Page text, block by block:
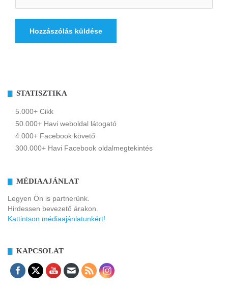
STATISZTIKA
5.000+ Cikk
50.000+ Havi weboldal látogató
4.000+ Facebook követő
300.000+ Havi Facebook oldalmegtekintés
MÉDIAAJÁNLAT
Legyen Ön is partnerünk.
Hirdessen bevezető árakon.
Kattintson médiaajánlatunkért!
KAPCSOLAT